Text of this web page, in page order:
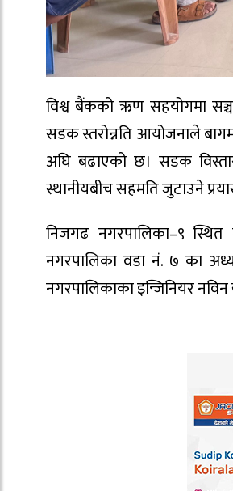
विश्व बैंकको ऋण सहयोगमा
सडक स्तरोन्नति आयोजनाले
अघि बढाएको छ। सडक
स्थानीयबीच सहमति जुटाउने
निजगढ नगरपालिका–९
नगरपालिका वडा नं. ७ का
नगरपालिकाका इन्जिनियर